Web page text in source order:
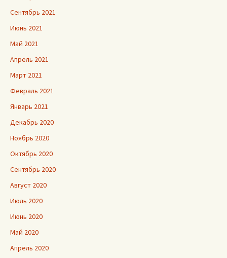
Сентябрь 2021
Июнь 2021
Май 2021
Апрель 2021
Март 2021
Февраль 2021
Январь 2021
Декабрь 2020
Ноябрь 2020
Октябрь 2020
Сентябрь 2020
Август 2020
Июль 2020
Июнь 2020
Май 2020
Апрель 2020